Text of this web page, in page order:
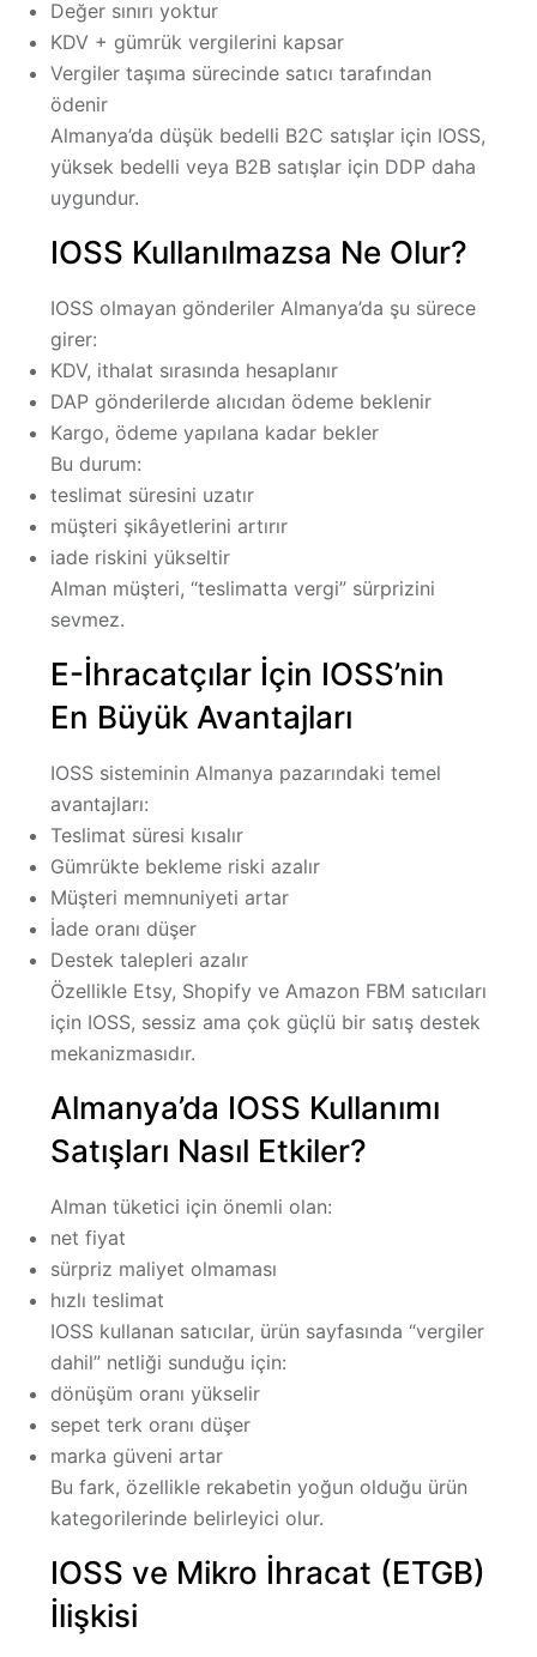
Değer sınırı yoktur
KDV + gümrük vergilerini kapsar
Vergiler taşıma sürecinde satıcı tarafından
ödenir
Almanya’da düşük bedelli B2C satışlar için IOSS,
yüksek bedelli veya B2B satışlar için DDP daha
uygundur.
IOSS Kullanılmazsa Ne Olur?
IOSS olmayan gönderiler Almanya’da şu sürece
girer:
KDV, ithalat sırasında hesaplanır
DAP gönderilerde alıcıdan ödeme beklenir
Kargo, ödeme yapılana kadar bekler
Bu durum:
teslimat süresini uzatır
müşteri şikâyetlerini artırır
iade riskini yükseltir
Alman müşteri, “teslimatta vergi” sürprizini
sevmez.
E-İhracatçılar İçin IOSS’nin
En Büyük Avantajları
IOSS sisteminin Almanya pazarındaki temel
avantajları:
Teslimat süresi kısalır
Gümrükte bekleme riski azalır
Müşteri memnuniyeti artar
İade oranı düşer
Destek talepleri azalır
Özellikle Etsy, Shopify ve Amazon FBM satıcıları
için IOSS, sessiz ama çok güçlü bir satış destek
mekanizmasıdır.
Almanya’da IOSS Kullanımı
Satışları Nasıl Etkiler?
Alman tüketici için önemli olan:
net fiyat
sürpriz maliyet olmaması
hızlı teslimat
IOSS kullanan satıcılar, ürün sayfasında “vergiler
dahil” netliği sunduğu için:
dönüşüm oranı yükselir
sepet terk oranı düşer
marka güveni artar
Bu fark, özellikle rekabetin yoğun olduğu ürün
kategorilerinde belirleyici olur.
IOSS ve Mikro İhracat (ETGB)
İlişkisi